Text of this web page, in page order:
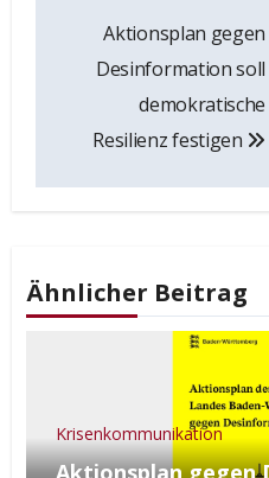
Navigation
Aktionsplan gegen
Desinformation soll
demokratische
Resilienz festigen
Ähnlicher Beitrag
Krisenkommunikation